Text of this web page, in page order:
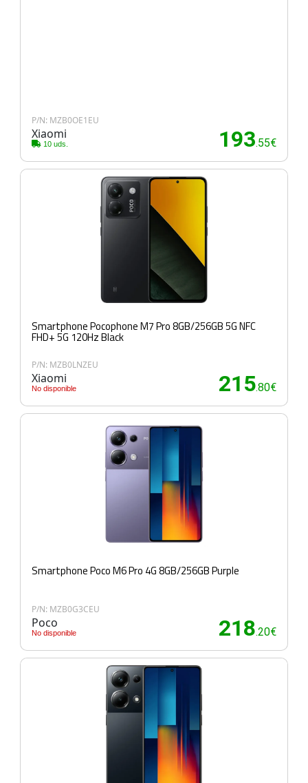
P/N: MZB0OE1EU
Xiaomi
10 uds. 193.55€
Smartphone Pocophone M7 Pro 8GB/256GB 5G NFC
FHD+ 5G 120Hz Black
P/N: MZB0LNZEU
Xiaomi
No disponible 215.80€
Smartphone Poco M6 Pro 4G 8GB/256GB Purple
P/N: MZB0G3CEU
Poco
No disponible 218.20€